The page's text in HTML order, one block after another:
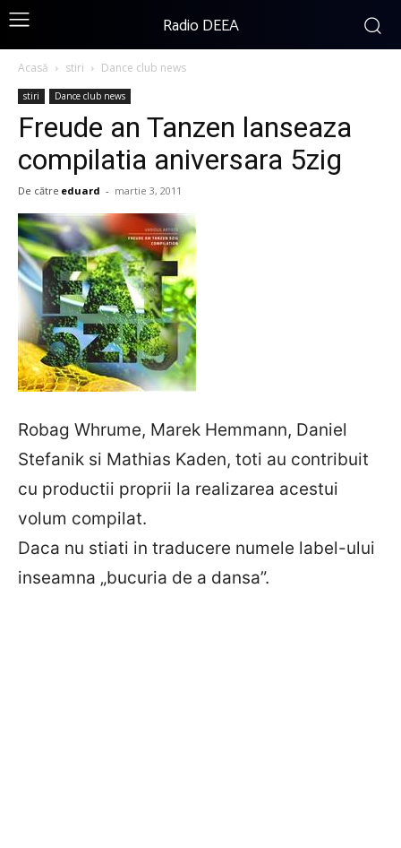
Radio DEEA
Acasă stiri Dance club news
stiri Dance club news
Freude an Tanzen lanseaza
compilatia aniversara 5zig
De către eduard - martie 3, 2011
Robag Whrume, Marek Hemmann, Daniel
Stefanik si Mathias Kaden, toti au contribuit
cu productii proprii la realizarea acestui
volum compilat.
Daca nu stiati in traducere numele label-ului
inseamna „bucuria de a dansa”.